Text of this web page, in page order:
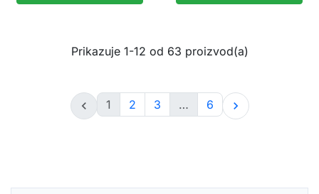
Prikazuje 1-12 od 63 proizvod(a)
 1 2 3 … 6 